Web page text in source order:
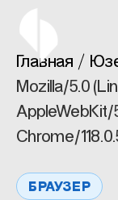
Главная
Mozilla/5.0
AppleWebKit/
Chrome/
БРАУЗЕР